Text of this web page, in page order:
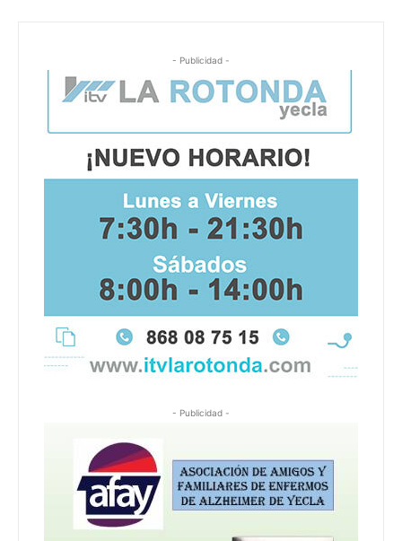
- Publicidad -
- Publicidad -